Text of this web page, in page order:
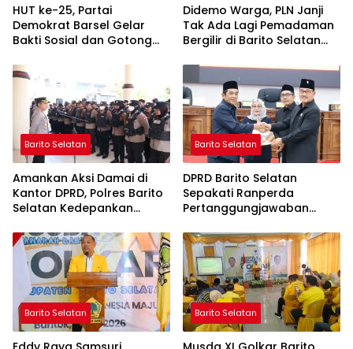
HUT ke-25, Partai
Demokrat Barsel Gelar
Bakti Sosial dan Gotong
Ashfiya
Didemo Warga, PLN Janji
Tak Ada Lagi Pemadaman
Bergilir di Barito Selatan
Barito Selatan
Amankan Aksi Damai di
Kantor DPRD, Polres Barito
Selatan Kedepankan
Barito Selatan
DPRD Barito Selatan
Sepakati Ranperda
Pertanggungjawaban
Barito Selatan Barito Selatan